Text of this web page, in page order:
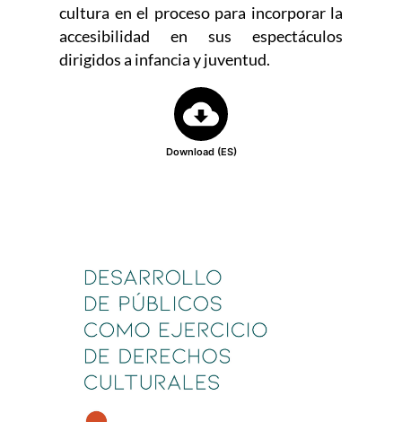
cultura en el proceso para incorporar la
accesibilidad en sus espectáculos
dirigidos a infancia y juventud.
Download (ES)